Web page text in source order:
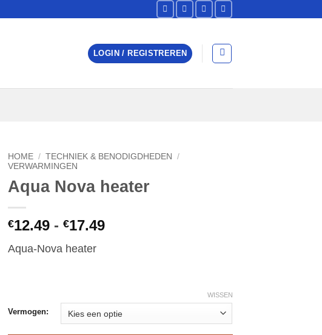
LOGIN / REGISTREREN
HOME / TECHNIEK & BENODIGDHEDEN
/
VERWARMINGEN
Aqua Nova heater
€12.49 - €17.49Prijsklasse:
Aqua-Nova heater
Vermogen:
WISSEN